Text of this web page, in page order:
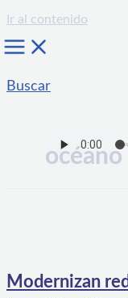
Ir al contenido
Buscar
océano
Modernizan